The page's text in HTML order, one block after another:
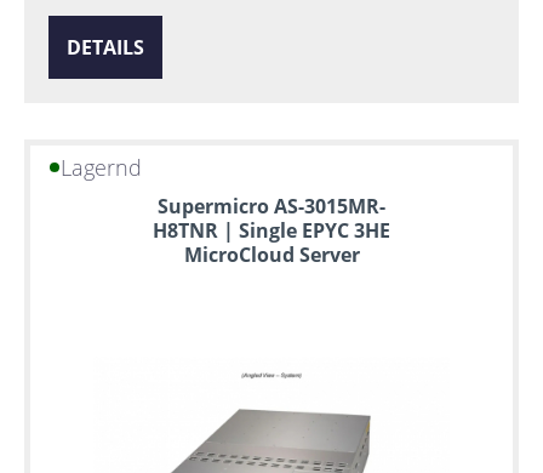
DETAILS
Lagernd
Supermicro AS-3015MR-
H8TNR | Single EPYC 3HE
MicroCloud Server